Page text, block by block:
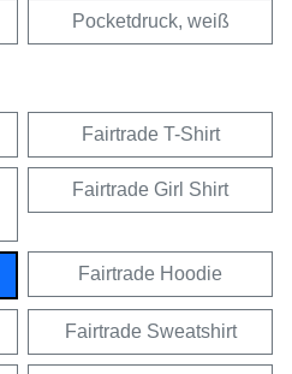
Pocketdruck, weiß
Fairtrade T-Shirt
Fairtrade Girl Shirt
Fairtrade Hoodie
Fairtrade Sweatshirt